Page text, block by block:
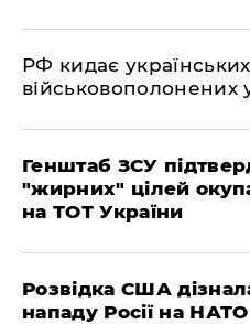
РФ кидає українських
військовополонених
Генштаб ЗСУ
"жирних" цілей
на ТОТ України
Розвідка США
нападу Росії на